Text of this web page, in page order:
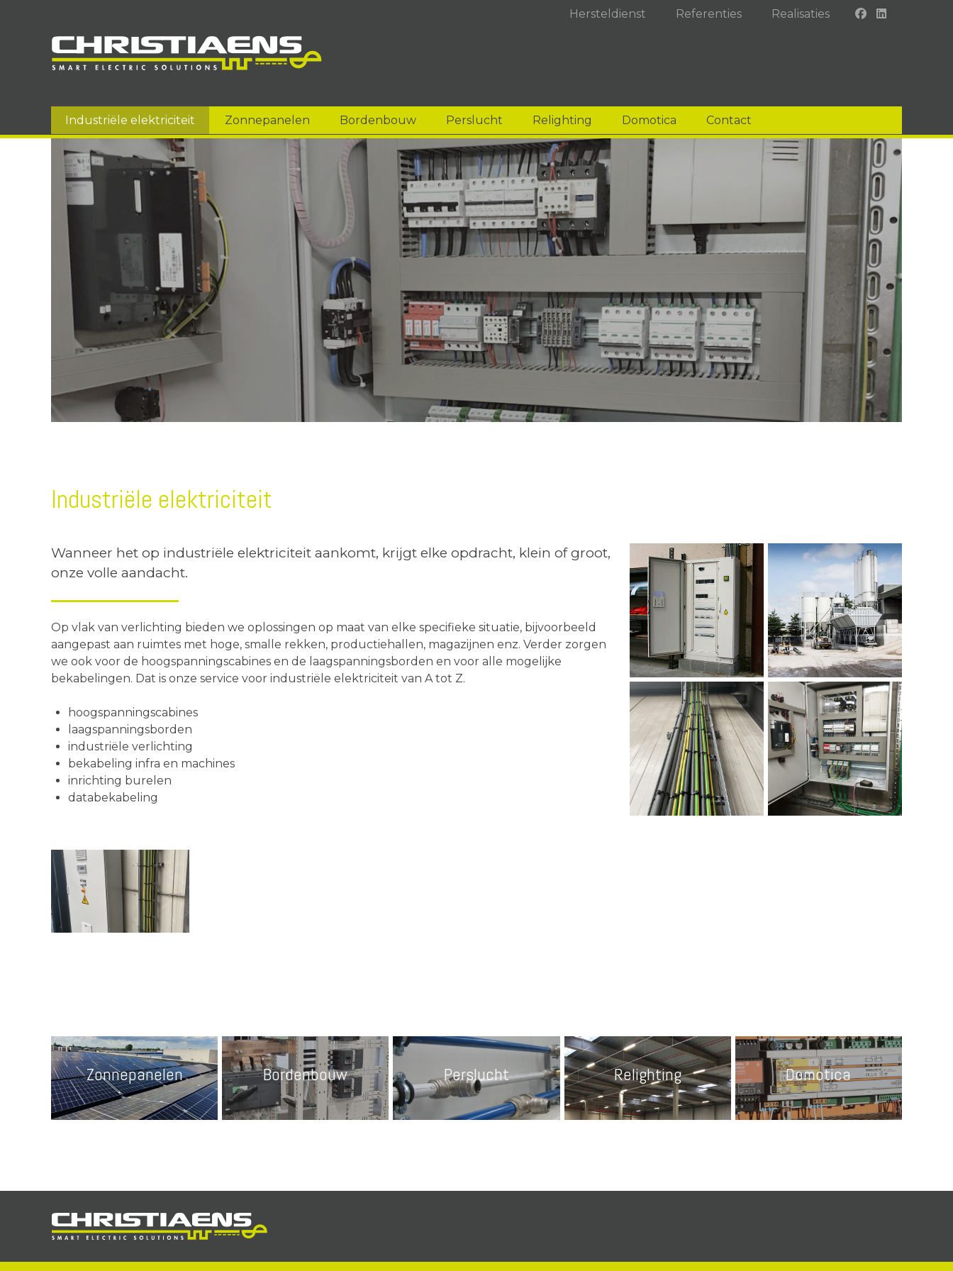
Industriële elektriciteit Zonnepanelen Bordenbouw Perslucht Relighting Domotica Contact
Hersteldienst Referenties Realisaties
Industriële elektriciteit
Wanneer het op industriële elektriciteit aankomt, krijgt elke opdracht, klein of groot,
onze volle aandacht.
Op vlak van verlichting bieden we oplossingen op maat van elke specifieke situatie, bijvoorbeeld
aangepast aan ruimtes met hoge, smalle rekken, productiehallen, magazijnen enz. Verder zorgen
we ook voor de hoogspanningscabines en de laagspanningsborden en voor alle mogelijke
bekabelingen. Dat is onze service voor industriële elektriciteit van A tot Z.
hoogspanningscabines
laagspanningsborden
industriële verlichting
bekabeling infra en machines
inrichting burelen
databekabeling
Zonnepanelen Bordenbouw Perslucht Relighting Domotica